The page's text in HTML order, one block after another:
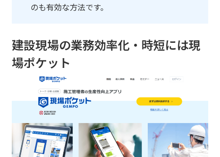
のも有効な方法です。
建設現場の業務効率化・時短には現
場ポケット